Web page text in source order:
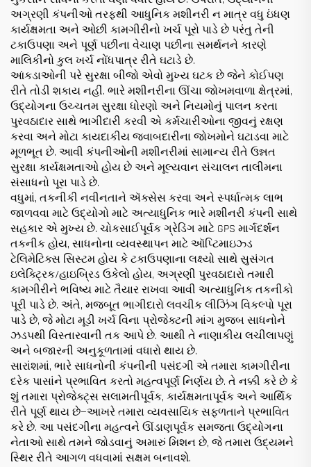
અગ્રણી કંપનીઓ તરફથી આધુનિક મશીનરી ન માત્ર વધુ ઇંધણ
કાર્યક્ષમતા અને ઓછી કામગીરીનો ખર્ચ પૂરો પાડે છે પરંતુ તેની
ટકાઉપણા અને પૂર્ણ પછીના વેચાણ પછીના સમર્થનને કારણે
માલિકીનો કુલ ખર્ચ નોંધપાત્ર રીતે ઘટાડે છે.
આંકડાઓની પરે સુરક્ષા બીજો એવો મુખ્ય ઘટક છે જેને કોઈપણ
રીતે તોડી શકાય નહીં. ભારે મશીનરીના ઊંચા જોખમવાળા ક્ષેત્રમાં,
ઉદ્યોગના ઉચ્ચતમ સુરક્ષા ધોરણો અને નિયમોનું પાલન કરતા
પુરવઠાદાર સાથે ભાગીદારી કરવી એ કર્મચારીઓના જીવનું રક્ષણ
કરવા અને મોટા કાયદાકીય જવાબદારીના જોખમોને ઘટાડવા માટે
મૂળભૂત છે. આવી કંપનીઓની મશીનરીમાં સામાન્ય રીતે ઉન્નત
સુરક્ષા કાર્યક્ષમતાઓ હોય છે અને મૂલ્યવાન સંચાલન તાલીમના
સંસાધનો પૂરા પાડે છે.
વધુમાં, તકનીકી નવીનતાને ઍક્સેસ કરવા અને સ્પર્ધાત્મક લાભ
જાળવવા માટે ઉદ્યોગો માટે અત્યાધુનિક ભારે મશીનરી કંપની સાથે
સહકાર એ મુખ્ય છે. ચોકસાઈપૂર્વક ગ્રેડિંગ માટે GPS માર્ગદર્શન
તકનીક હોય, સાધનોના વ્યવસ્થાપન માટે ઑપ્ટિમાઇઝ્ડ
ટેલિમેટિક્સ સિસ્ટમ હોય કે ટકાઉપણાના લક્ષ્યો સાથે સુસંગત
ઇલેક્ટ્રિક/હાઇબ્રિડ ઉકેલો હોય, અગ્રણી પુરવઠાદારો તમારી
કામગીરીને ભવિષ્ય માટે તૈયાર રાખવા આવી અત્યાધુનિક તકનીકો
પૂરી પાડે છે. અંતે, મજબૂત ભાગીદારો લવચીક લીઝિંગ વિકલ્પો પૂરા
પાડે છે, જે મોટા મૂડી ખર્ચ વિના પ્રોજેક્ટની માંગ મુજબ સાધનોને
ઝડપથી વિસ્તારવાની તક આપે છે. આથી તે નાણાકીય લચીલાપણું
અને બજારની અનુકૂળતામાં વધારો થાય છે.
સારાંશમાં, ભારે સાધનોની કંપનીની પસંદગી એ તમારા કામગીરીના
દરેક પાસાંને પ્રભાવિત કરતો મહત્વપૂર્ણ નિર્ણય છે. તે નક્કી કરે છે કે
શું તમારા પ્રોજેક્ટ્સ સલામતીપૂર્વક, કાર્યક્ષમતાપૂર્વક અને આર્થિક
રીતે પૂર્ણ થાય છે—આખરે તમારા વ્યવસાયિક સફળતાને પ્રભાવિત
કરે છે. આ પસંદગીના મહત્વને ઊંડાણપૂર્વક સમજતા ઉદ્યોગના
નેતાઓ સાથે તમને જોડવાનું અમારું મિશન છે, જે તમારા ઉદ્યમને
સ્થિર રીતે આગળ વધવામાં સક્ષમ બનાવશે.